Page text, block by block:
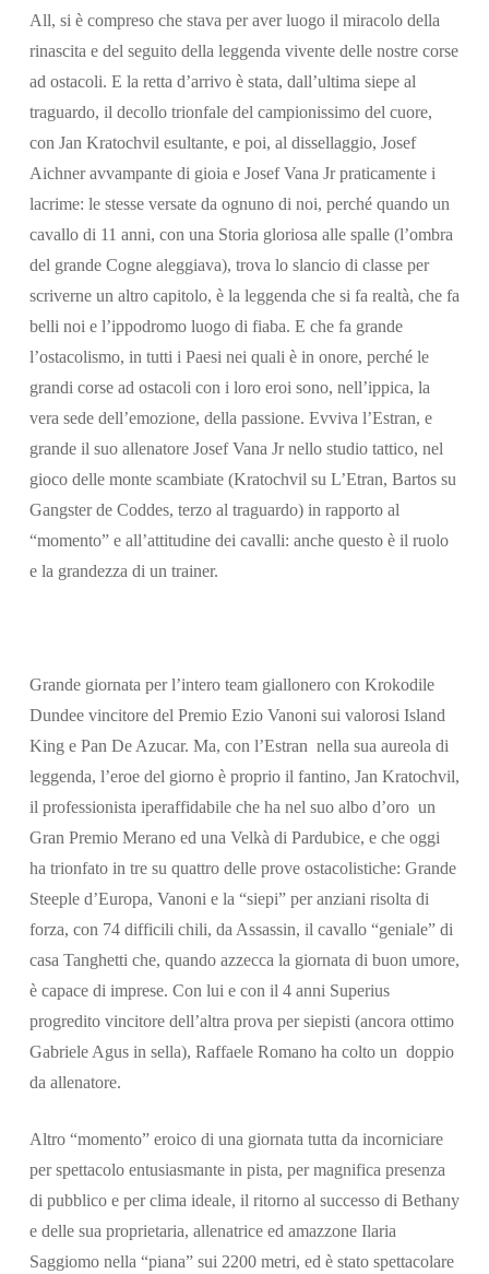
All, si è compreso che stava per aver luogo il miracolo della
rinascita e del seguito della leggenda vivente delle nostre corse
ad ostacoli. E la retta d’arrivo è stata, dall’ultima siepe al
traguardo, il decollo trionfale del campionissimo del cuore,
con Jan Kratochvil esultante, e poi, al dissellaggio, Josef
Aichner avvampante di gioia e Josef Vana Jr praticamente i
lacrime: le stesse versate da ognuno di noi, perché quando un
cavallo di 11 anni, con una Storia gloriosa alle spalle (l’ombra
del grande Cogne aleggiava), trova lo slancio di classe per
scriverne un altro capitolo, è la leggenda che si fa realtà, che fa
belli noi e l’ippodromo luogo di fiaba. E che fa grande
l’ostacolismo, in tutti i Paesi nei quali è in onore, perché le
grandi corse ad ostacoli con i loro eroi sono, nell’ippica, la
vera sede dell’emozione, della passione. Evviva l’Estran, e
grande il suo allenatore Josef Vana Jr nello studio tattico, nel
gioco delle monte scambiate (Kratochvil su L’Etran, Bartos su
Gangster de Coddes, terzo al traguardo) in rapporto al
“momento” e all’attitudine dei cavalli: anche questo è il ruolo
e la grandezza di un trainer.
Grande giornata per l’intero team giallonero con Krokodile
Dundee vincitore del Premio Ezio Vanoni sui valorosi Island
King e Pan De Azucar. Ma, con l’Estran nella sua aureola di
leggenda, l’eroe del giorno è proprio il fantino, Jan Kratochvil,
il professionista iperaffidabile che ha nel suo albo d’oro un
Gran Premio Merano ed una Velkà di Pardubice, e che oggi
ha trionfato in tre su quattro delle prove ostacolistiche: Grande
Steeple d’Europa, Vanoni e la “siepi” per anziani risolta di
forza, con 74 difficili chili, da Assassin, il cavallo “geniale” di
casa Tanghetti che, quando azzecca la giornata di buon umore,
è capace di imprese. Con lui e con il 4 anni Superius
progredito vincitore dell’altra prova per siepisti (ancora ottimo
Gabriele Agus in sella), Raffaele Romano ha colto un doppio
da allenatore.
Altro “momento” eroico di una giornata tutta da incorniciare
per spettacolo entusiasmante in pista, per magnifica presenza
di pubblico e per clima ideale, il ritorno al successo di Bethany
e delle sua proprietaria, allenatrice ed amazzone Ilaria
Saggiomo nella “piana” sui 2200 metri, ed è stato spettacolare